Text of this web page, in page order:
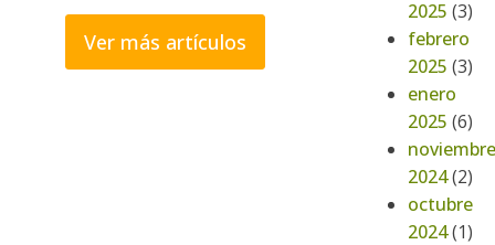
Ver más artículos
2025 (3)
febrero
2025 (3)
enero
2025 (6)
noviembre
2024(2)
octubre
2024(1)